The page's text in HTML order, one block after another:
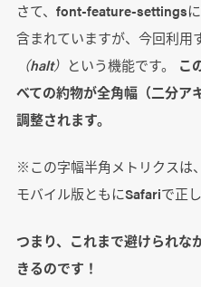
さて、font-feature-settings
含まれていますが、今回利用
（halt） という機能です。 こ
べての約物が全角幅（二分ア
調整されます。
※この字幅半角メトリクスは
モバイル版ともにSafariで正
つまり、これまで避けられな
きるのです！